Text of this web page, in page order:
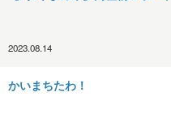
2023.08.14
かいまちたわ！